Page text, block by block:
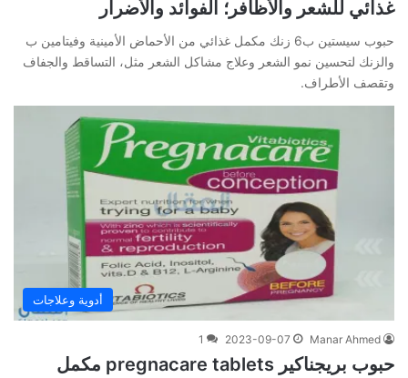
غذائي للشعر والأظافر؛ الفوائد والأضرار
حبوب سيستين ب6 زنك مكمل غذائي من الأحماض الأمينية وفيتامين ب
والزنك لتحسين نمو الشعر وعلاج مشاكل الشعر مثل، التساقط والجفاف
وتقصف الأطراف.
أدوية وعلاجات
Manar Ahmed
2023-09-07
1
حبوب بريجناكير pregnacare tablets مكمل